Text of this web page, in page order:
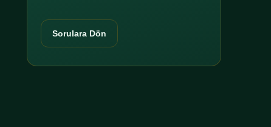
Sorulara Dön